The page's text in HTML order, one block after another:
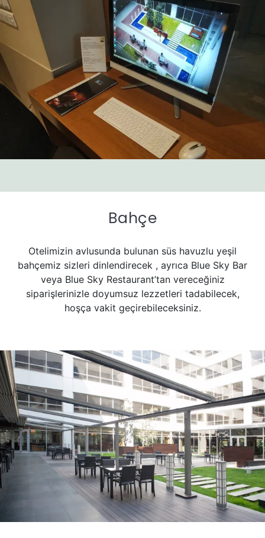
Bahçe
Otelimizin avlusunda bulunan süs havuzlu yeşil
bahçemiz sizleri dinlendirecek , ayrıca Blue Sky Bar
veya Blue Sky Restaurant’tan vereceğiniz
siparişlerinizle doyumsuz lezzetleri tadabilecek,
hoşça vakit geçirebileceksiniz.